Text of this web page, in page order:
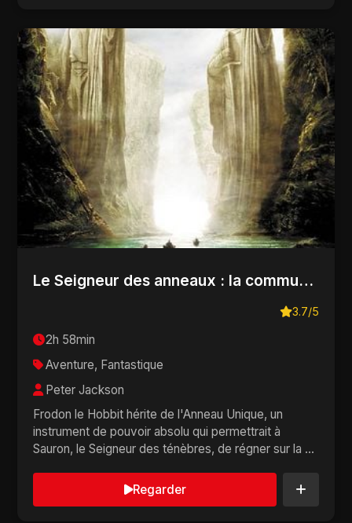
Le Seigneur des anneaux : la communauté de l'anneau
3.7/5
2h 58min
Aventure, Fantastique
Peter Jackson
Frodon le Hobbit hérite de l'Anneau Unique, un
instrument de pouvoir absolu qui permettrait à
Sauron, le Seigneur des ténèbres, de régner sur la ...
Regarder